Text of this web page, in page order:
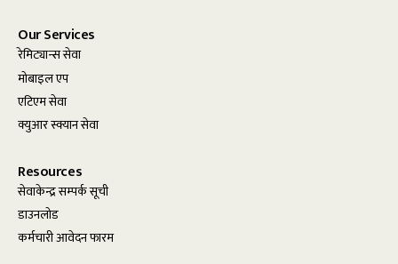
Our Services
रेमिट्यान्स सेवा
मोबाइल एप
एटिएम सेवा
क्युआर स्क्यान सेवा
Resources
सेवाकेन्द्र सम्पर्क सूची
डाउनलोड
कर्मचारी आवेदन फारम